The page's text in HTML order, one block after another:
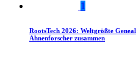
1
RootsTech 2026: Weltgrößte
Ahnenforscher zusammen